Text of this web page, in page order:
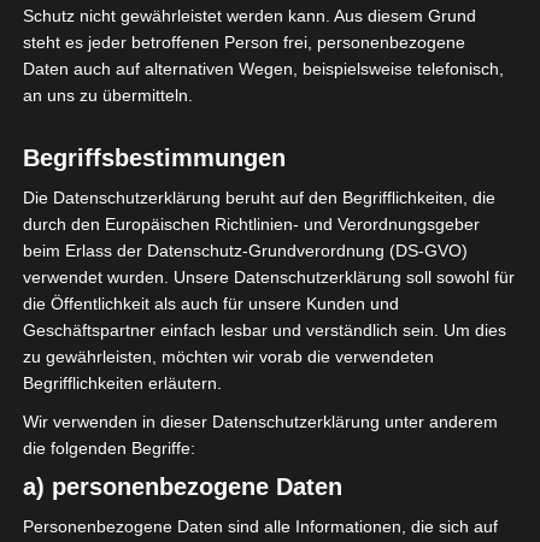
ES Metlaoui nach
Elfmeterschießen
gegen Zarzis wieder in
Ligue 1
13. Oktober 2022 Platzwart
ES Metlaoui
ES Zarzis,
Schutz nicht gewährleistet werden kann. Aus diesem Grund
steht es jeder betroffenen Person frei, personenbezogene
Daten auch auf alternativen Wegen, beispielsweise telefonisch,
an uns zu übermitteln.
Begriffsbestimmungen
Die Datenschutzerklärung beruht auf den Begrifflichkeiten, die
durch den Europäischen Richtlinien- und Verordnungsgeber
beim Erlass der Datenschutz-Grundverordnung (DS-GVO)
verwendet wurden. Unsere Datenschutzerklärung soll sowohl für
die Öffentlichkeit als auch für unsere Kunden und
Geschäftspartner einfach lesbar und verständlich sein. Um dies
zu gewährleisten, möchten wir vorab die verwendeten
Begrifflichkeiten erläutern.
Wir verwenden in dieser Datenschutzerklärung unter anderem
die folgenden Begriffe:
a) personenbezogene Daten
Personenbezogene Daten sind alle Informationen, die sich auf